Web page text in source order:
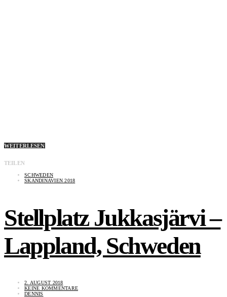
WEITERLESEN
TEILEN
SCHWEDEN
SKANDINAVIEN 2018
Stellplatz Jukkasjärvi –
Lappland, Schweden
2. AUGUST 2018
KEINE KOMMENTARE
DENNIS